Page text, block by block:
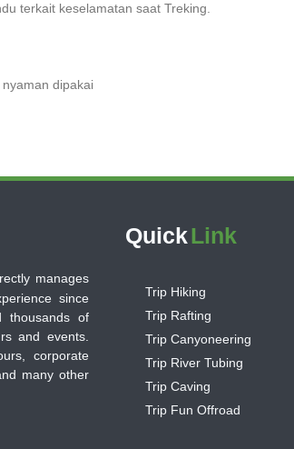
terkait keselamatan saat Treking.
dipakai
manages
since
thousands of
and events.
corporate
many other
QuickLink
Trip Hiking
Trip Rafting
Trip Canyoneering
Trip River Tubing
Trip Caving
Trip Fun Offroad